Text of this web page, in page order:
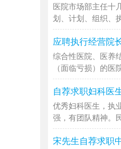
医院市场部主任十
划、计划、组织、
应聘执行经营院
综合性医院、医养
（面临亏损）的
自荐求职妇科医
优秀妇科医生，执
强，有团队精神。
宋先生自荐求职